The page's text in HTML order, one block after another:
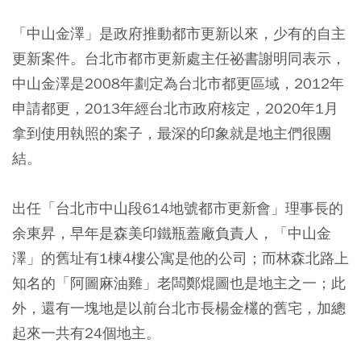
「中山金澤」是政府推動都市更新以來，少有的自主
更新案件。台北市都市更新處主任祕書謝明同表示，
中山金澤是2008年劃定為台北市都更區域，2012年
申請都更，2013年經台北市政府核定，2020年1月
拿到使用執照的案子，最深的印象就是地主們很團
結。
出任「台北市中山段614地號都市更新會」理事長的
余東昇，早年是森美印鐵瓶蓋廠負責人，「中山金
澤」的舊址有1棟4樓公寓是他的公司；而林森北路上
知名的「阿圖麻油雞」老闆鄭焜圖也是地主之一；此
外，還有一塊地是以前台北市長楊金欉的舊宅，加總
起來一共有24個地主。